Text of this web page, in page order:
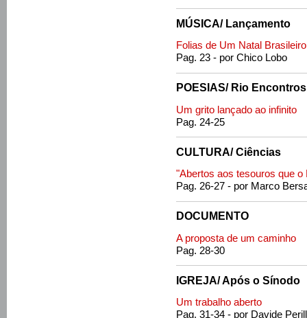
MÚSICA/ Lançamento
Folias de Um Natal Brasileiro
Pag. 23 - por Chico Lobo
POESIAS/ Rio Encontros
Um grito lançado ao infinito
Pag. 24-25
CULTURA/ Ciências
"Abertos aos tesouros que
Pag. 26-27 - por Marco
DOCUMENTO
A proposta de um caminho
Pag. 28-30
IGREJA/ Após o Sínodo
Um trabalho aberto
Pag. 31-34 - por Davide